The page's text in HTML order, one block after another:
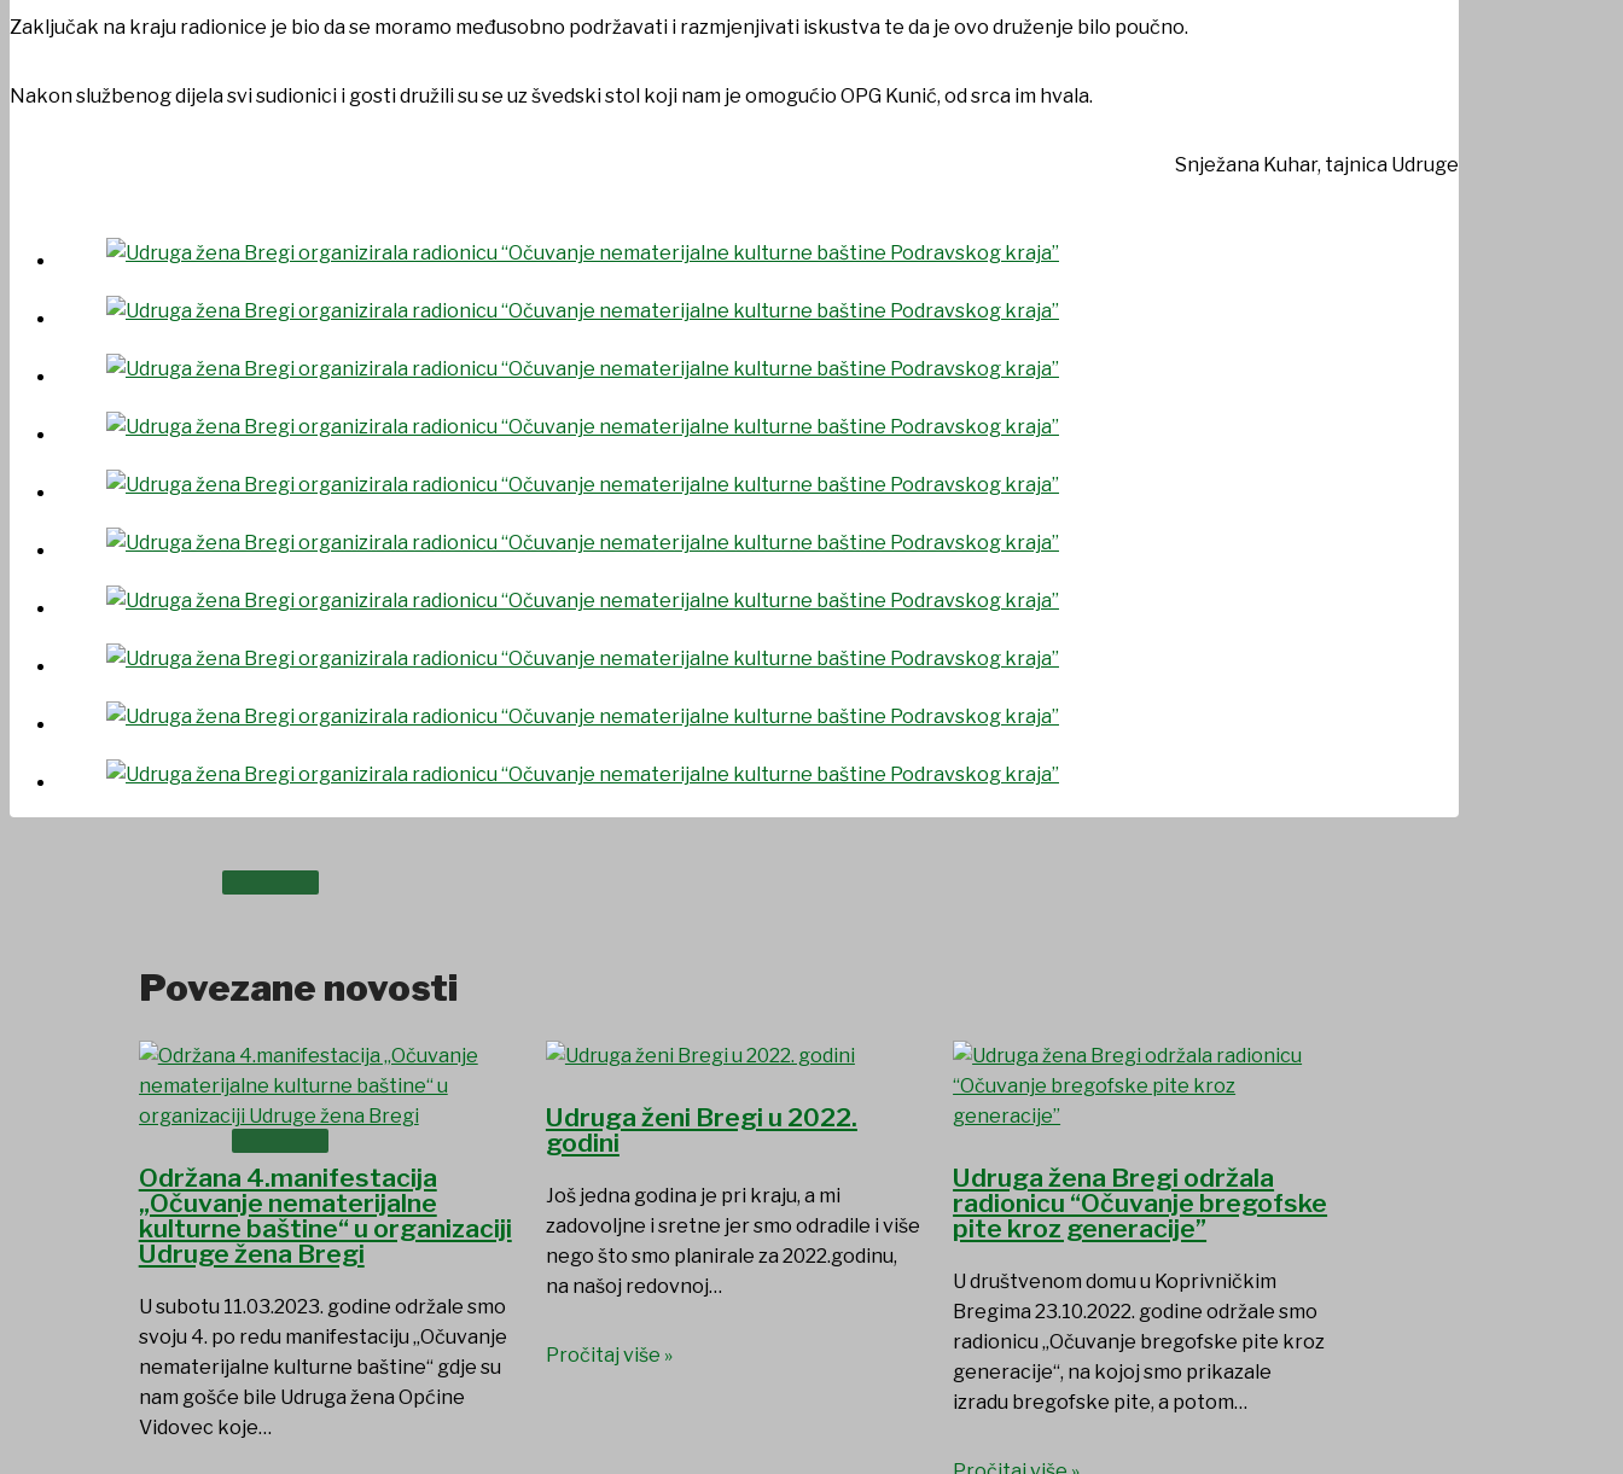
UDRUGE I DRUŠTVA
Zaključak na kraju radionice je bio da se moramo međusobno podržavati i razmjenjivati iskustva te da je ovo druženje bilo poučno.
Nakon službenog dijela svi sudionici i gosti družili su se uz švedski stol koji nam je omogućio OPG Kunić, od srca im hvala.
Snježana Kuhar, tajnica Udruge
Povezane novosti
Održana 4.manifestacija
„Očuvanje nematerijalne
kulturne baštine“ u organizaciji
Udruge žena Bregi
U subotu 11.03.2023. godine održale smo
svoju 4. po redu manifestaciju „Očuvanje
nematerijalne kulturne baštine“ gdje su
nam gošće bile Udruga žena Općine
Vidovec koje…
Udruga ženi Bregi u 2022.
godini
Još jedna godina je pri kraju, a mi
zadovoljne i sretne jer smo odradile i više
nego što smo planirale za 2022.godinu,
na našoj redovnoj…
Pročitaj više »
Udruga žena Bregi održala
radionicu “Očuvanje bregofske
pite kroz generacije”
U društvenom domu u Koprivničkim
Bregima 23.10.2022. godine održale smo
radionicu „Očuvanje bregofske pite kroz
generacije“, na kojoj smo prikazale
izradu bregofske pite, a potom…